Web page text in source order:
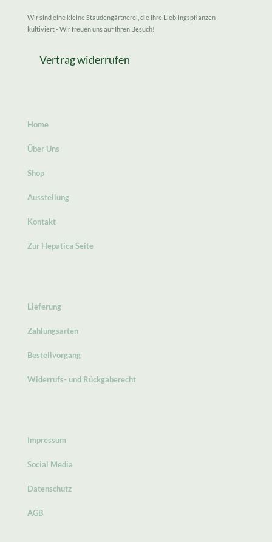
Wir sind eine kleine Staudengärtnerei, die ihre Lieblingspflanzen
kultiviert - Wir freuen uns auf Ihren Besuch!
Vertrag widerrufen
Home
Über Uns
Shop
Ausstellung
Kontakt
Zur Hepatica Seite
Lieferung
Zahlungsarten
Bestellvorgang
Widerrufs- und Rückgaberecht
Impressum
Social Media
Datenschutz
AGB